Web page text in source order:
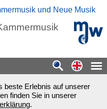
mdw -
beste Erlebnis auf unserer
finden Sie in unserer
.